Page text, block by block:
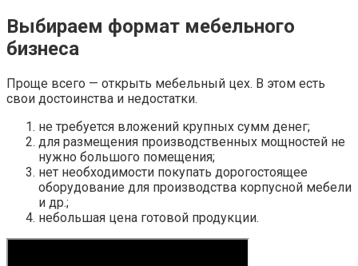
Выбираем формат мебельного
бизнеса
Проще всего — открыть мебельный цех. В этом есть
свои достоинства и недостатки.
не требуется вложений крупных сумм денег;
для размещения производственных мощностей не
нужно большого помещения;
нет необходимости покупать дорогостоящее
оборудование для производства корпусной мебели
и др.;
небольшая цена готовой продукции.